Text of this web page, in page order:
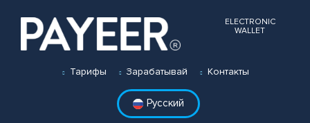
ELECTRONIC
WALLET
Тарифы Зарабатывай Контакты
Русский